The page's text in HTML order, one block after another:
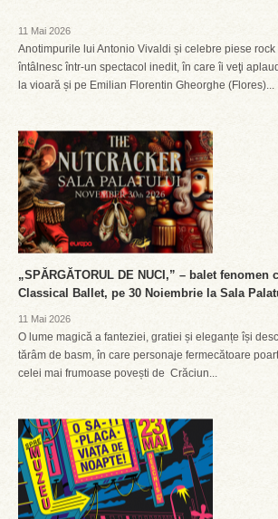
11 Mai 2026
Anotimpurile lui Antonio Vivaldi și celebre piese
întâlnesc într-un spectacol inedit, în care îi veţi
la vioară și pe Emilian Florentin Gheorghe (Flores)...
„SPĂRGĂTORUL DE NUCI,” – balet fenomen
Classical Ballet, pe 30 Noiembrie la Sala
11 Mai 2026
O lume magică a fanteziei, gratiei și eleganțe își
tărâm de basm, în care personaje fermecătoare
celei mai frumoase povești de Crăciun...